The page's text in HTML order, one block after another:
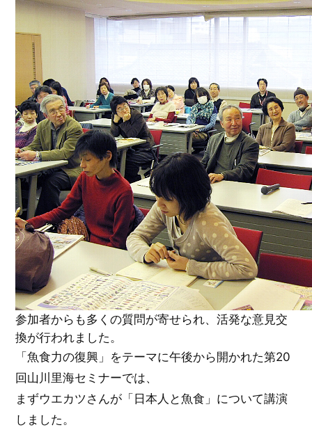
参加者からも多くの質問が寄せられ、活発な意見交
換が行われました。
「魚食力の復興」をテーマに午後から開かれた第20
回山川里海セミナーでは、
まずウエカツさんが「日本人と魚食」について講演
しました。